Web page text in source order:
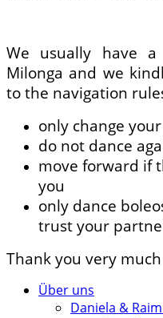
We usually have
Milonga and we
to the navigation
only change
do not dance
move forward if
you
only dance
trust your
Thank you very much
Über uns
Daniela &